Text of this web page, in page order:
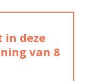
deze
van 8